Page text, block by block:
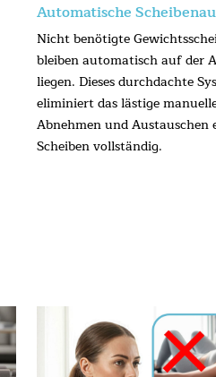
Automatische
Nicht benötigte
bleiben automatisch auf der
liegen. Dieses durchdachte
eliminiert das lästige
Abnehmen und Austauschen
Scheiben vollständig.